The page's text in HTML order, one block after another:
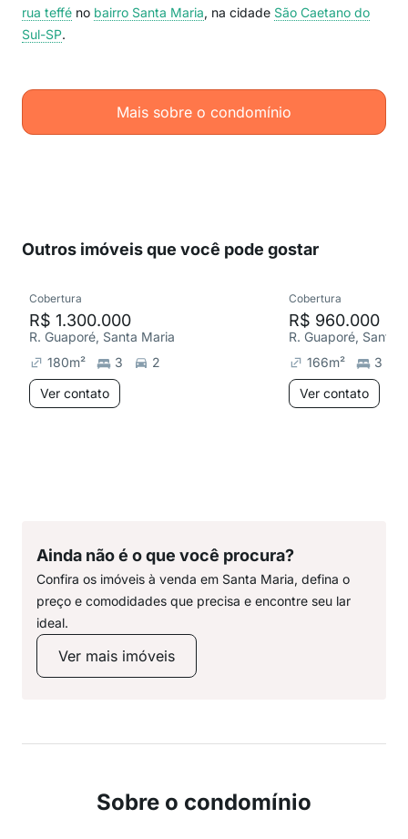
rua teffé no bairro Santa Maria, na cidade São Caetano do
Sul-SP.
Mais sobre o condomínio
Outros imóveis que você pode gostar
Cobertura
R$ 1.300.000
R. Guaporé, Santa Maria
180m² 3
2
Ver contato
Cobertura
R$ 960.000
R. Guaporé, Santa
166m²
3
Ver contato
Ainda não é o que você procura?
Confira os imóveis à venda em Santa Maria, defina o
preço e comodidades que precisa e encontre seu lar
ideal.
Ver mais imóveis
Sobre o condomínio